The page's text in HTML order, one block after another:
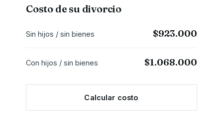
Costo de su divorcio
Sin hijos / sin bienes $923.000
Con hijos / sin bienes $1.068.000
Calcular costo